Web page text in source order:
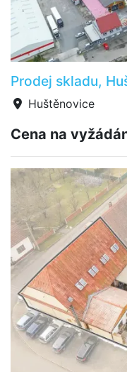
Prodej skladu,
Huštěnovice
Cena na